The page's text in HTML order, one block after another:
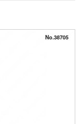
No.38705